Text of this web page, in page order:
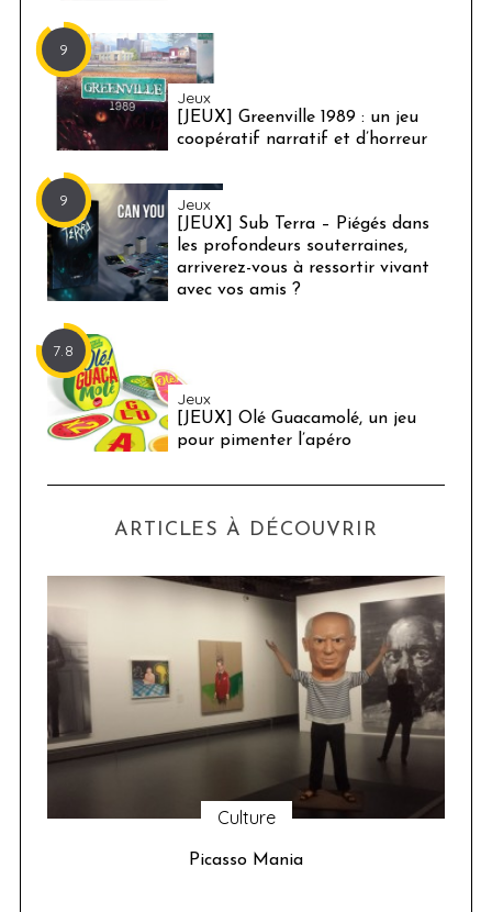
9
Jeux
[JEUX] Greenville 1989 : un jeu
coopératif narratif et d’horreur
9 Jeux
[JEUX] Sub Terra – Piégés dans
les profondeurs souterraines,
arriverez-vous à ressortir vivant
avec vos amis ?
7.8
Jeux
[JEUX] Olé Guacamolé, un jeu
pour pimenter l’apéro
ARTICLES À DÉCOUVRIR
Culture
Picasso Mania